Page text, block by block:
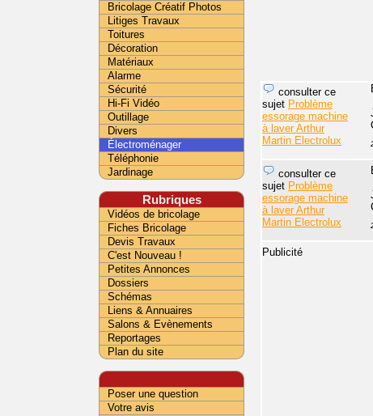
consulter ce
sujet Problème
essorage machine
à laver Arthur
Martin Electrolux
consulter ce
sujet Problème
essorage machine
à laver Arthur
Martin Electrolux
Publicité
Bricolage Créatif Photos
Litiges Travaux
Toitures
Décoration
Matériaux
Alarme
Sécurité
Hi-Fi Vidéo
Outillage
Divers
Électroménager
Téléphonie
Jardinage
Rubriques
Vidéos de bricolage
Fiches Bricolage
Devis Travaux
C'est Nouveau !
Petites Annonces
Dossiers
Schémas
Liens & Annuaires
Salons & Evènements
Reportages
Plan du site
Poser une question
Votre avis